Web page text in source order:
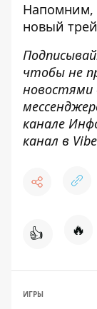
Напомним,
новый
чтобы не
новостями
канале
канал в
👍 🔥
ИГРЫ